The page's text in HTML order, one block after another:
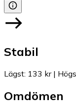
Stabil
Lägst: 133 kr|
Omdömen